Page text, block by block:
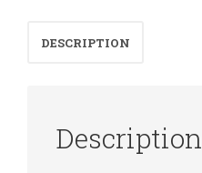
105DESCRIPTION
Description